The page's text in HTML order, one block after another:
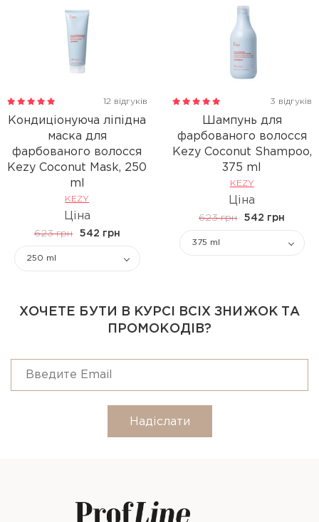
12 відгуків
Кондиціонуюча ліпідна
маска для
фарбованого волосся
Kezy Coconut Mask, 250
ml
KEZY
Ціна
623 грн 542 грн
250 ml
3 відгуків
Шампунь для
фарбованого волосся
Kezy Coconut Shampoo,
375 ml
KEZY
Ціна
623 грн 542 грн
375 ml
ХОЧЕТЕ БУТИ В КУРСІ ВСІХ ЗНИЖОК ТА
ПРОМОКОДІВ?
Надіслати